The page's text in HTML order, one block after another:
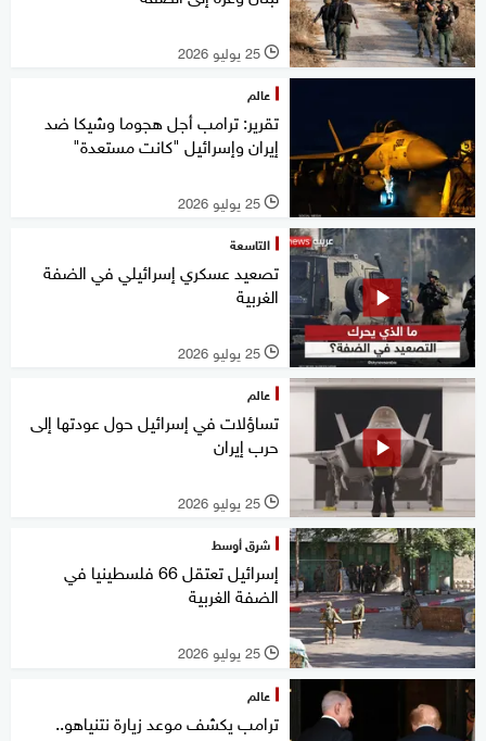
l 25 يوليو 2026
عالم
تقرير: ترامب أجل هجوما وشيكا ضد
إيران وإسرائيل "كانت مستعدة"
l 25 يوليو 2026
التاسعة
تصعيد عسكري إسرائيلي في الضفة
الغربية
l 25 يوليو 2026
عالم
تساؤلات في إسرائيل حول عودتها إلى
حرب إيران
l 25 يوليو 2026
شرق أوسط
إسرائيل تعتقل 66 فلسطينيا في
الضفة الغربية
l 25 يوليو 2026
عالم
ترامب يكشف موعد زيارة نتنياهو..